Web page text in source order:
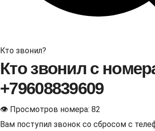
Кто звонил?
Кто звонил с
+79608839609
👁 Просмотров номера: 82
Вам поступил звонок со сбросом с